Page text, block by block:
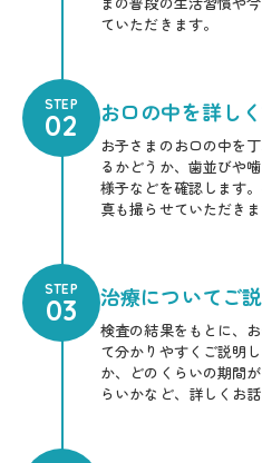
ていただきます。
STEP
02 お口の中を詳し
お子さまのお口の中を
るかどうか、歯並びや
様子などを確認します
真も撮らせていただきま
STEP
03 治療についてご
検査の結果をもとに、
て分かりやすくご説明
か、どのくらいの期間
らいかなど、詳しくお話